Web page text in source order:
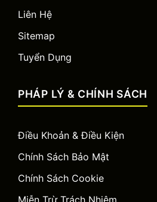
Liên Hệ
Sitemap
Tuyển Dụng
PHÁP LÝ & CHÍNH SÁCH
Điều Khoản & Điều Kiện
Chính Sách Bảo Mật
Chính Sách Cookie
Miễn Trừ Trách Nhiệm